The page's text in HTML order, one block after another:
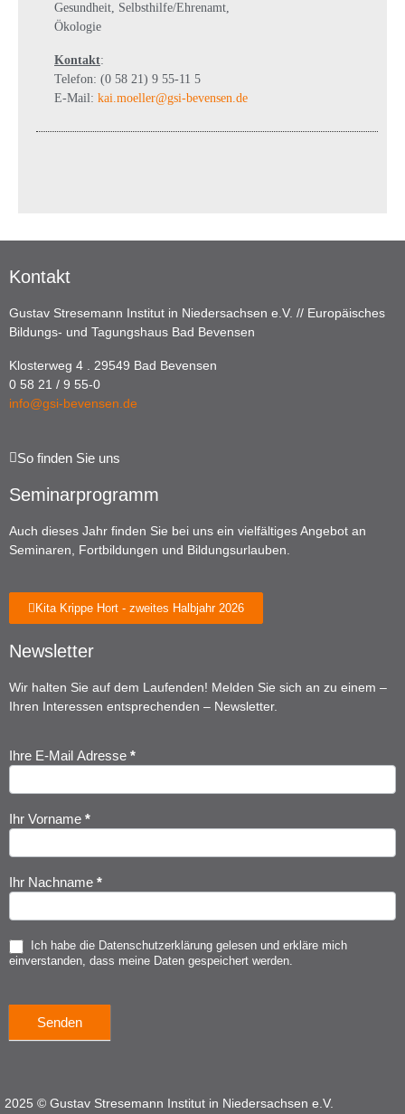
Gesundheit, Selbsthilfe/Ehrenamt,
Ökologie
Kontakt:
Telefon: (0 58 21) 9 55-11 5
E-Mail: kai.moeller@gsi-bevensen.de
Kontakt
Gustav Stresemann Institut in Niedersachsen e.V. // Europäisches
Bildungs- und Tagungshaus Bad Bevensen
Klosterweg 4 . 29549 Bad Bevensen
0 58 21 / 9 55-0
info@gsi-bevensen.de
So finden Sie uns
Seminarprogramm
Auch dieses Jahr finden Sie bei uns ein vielfältiges Angebot an
Seminaren, Fortbildungen und Bildungsurlauben.
Kita Krippe Hort - zweites Halbjahr 2026
Newsletter
Wir halten Sie auf dem Laufenden! Melden Sie sich an zu einem –
Ihren Interessen entsprechenden – Newsletter.
Newsletter
Anmeldung
Ihre E-Mail Adresse *
Ihr Vorname *
Ihr Nachname *
Ich habe die Datenschutzerklärung gelesen und erkläre mich
einverstanden, dass meine Daten gespeichert werden.
Senden
2025 © Gustav Stresemann Institut in Niedersachsen e.V.